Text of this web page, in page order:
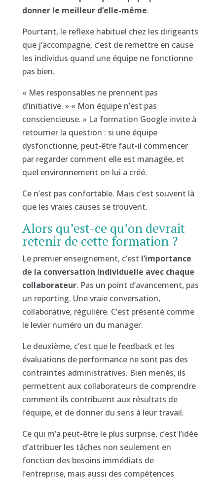
donner le meilleur d’elle-même.
Pourtant, le reflexe habituel chez les dirigeants
que j’accompagne, c’est de remettre en cause
les individus quand une équipe ne fonctionne
pas bien.
« Mes responsables ne prennent pas
d’initiative. » « Mon équipe n’est pas
consciencieuse. » La formation Google invite à
retourner la question : si une équipe
dysfonctionne, peut-être faut-il commencer
par regarder comment elle est managée, et
quel environnement on lui a créé.
Ce n’est pas confortable. Mais c’est souvent là
que les vraies causes se trouvent.
Alors qu’est-ce qu’on devrait
retenir de cette formation ?
Le premier enseignement, c’est l’importance
de la conversation individuelle avec chaque
collaborateur. Pas un point d’avancement, pas
un reporting. Une vraie conversation,
collaborative, régulière. C’est présenté comme
le levier numéro un du manager.
Le deuxième, c’est que le feedback et les
évaluations de performance ne sont pas des
contraintes administratives. Bien menés, ils
permettent aux collaborateurs de comprendre
comment ils contribuent aux résultats de
l’équipe, et de donner du sens à leur travail.
Ce qui m’a peut-être le plus surprise, c’est l’idée
d’attribuer les tâches non seulement en
fonction des besoins immédiats de
l’entreprise, mais aussi des compétences